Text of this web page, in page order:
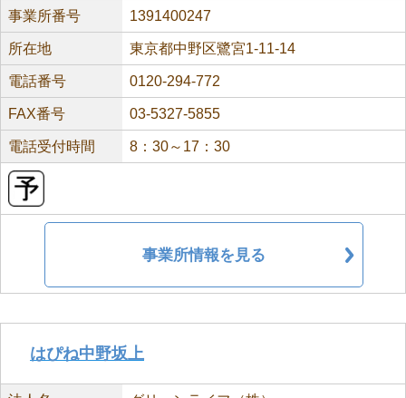
事業所番号 1391400247
所在地 東京都中野区鷺宮1-11-14
電話番号 0120-294-772
FAX番号 03-5327-5855
電話受付時間 8：30～17：30
事業所情報を見る
はぴね中野坂上